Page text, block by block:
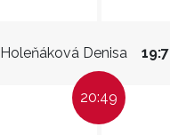
Holeňáková Denisa 19:7
20:49